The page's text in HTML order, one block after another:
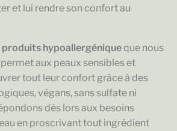
et lui rendre son confort au
produits hypoallergénique que nous
aux peaux sensibles et
tout leur confort grâce à des
végans, sans sulfate ni
dès lors aux besoins
en proscrivant tout ingrédient